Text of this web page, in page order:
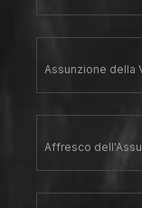
Assunzione della
Affresco